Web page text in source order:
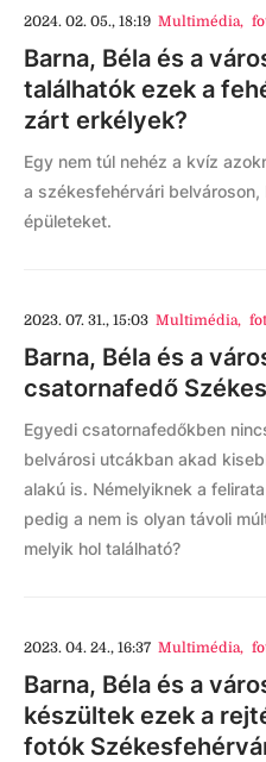
2024. 02. 05., 18:19 Multimédia,
Barna, Béla és a
találhatók ezek a
zárt erkélyek?
Egy nem túl nehéz a kvíz
a székesfehérvári belvároson,
épületeket.
2023. 07. 31., 15:03 Multimédia,
Barna, Béla és a
csatornafedő
Egyedi csatornafedőkben
belvárosi utcákban akad
alakú is. Némelyiknek a
pedig a nem is olyan távoli
melyik hol található?
2023. 04. 24., 16:37 Multimédia,
Barna, Béla és a
készültek ezek a
fotók